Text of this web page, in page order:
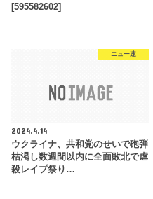
[595582602]
ニュー速
2024.4.14
ウクライナ、共和党のせいで砲弾
枯渇し数週間以内に全面敗北で虐
殺レイプ祭り…